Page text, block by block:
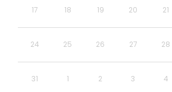
17 18 19 20 21
24 25 26 27 28
31 1 2 3 4